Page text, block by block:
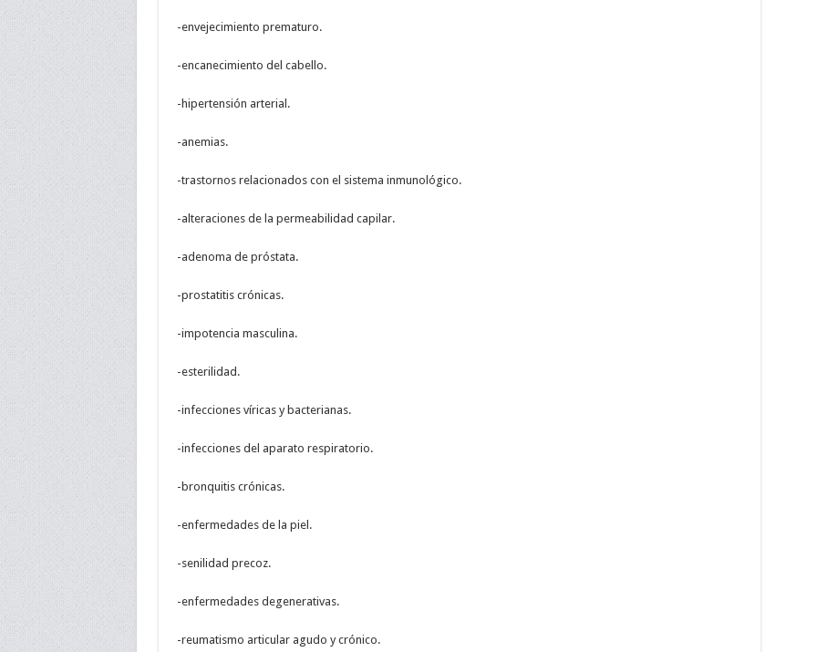
-envejecimiento prematuro.
-encanecimiento del cabello.
-hipertensión arterial.
-anemias.
-trastornos relacionados con el sistema inmunológico.
-alteraciones de la permeabilidad capilar.
-adenoma de próstata.
-prostatitis crónicas.
-impotencia masculina.
-esterilidad.
-infecciones víricas y bacterianas.
-infecciones del aparato respiratorio.
-bronquitis crónicas.
-enfermedades de la piel.
-senilidad precoz.
-enfermedades degenerativas.
-reumatismo articular agudo y crónico.